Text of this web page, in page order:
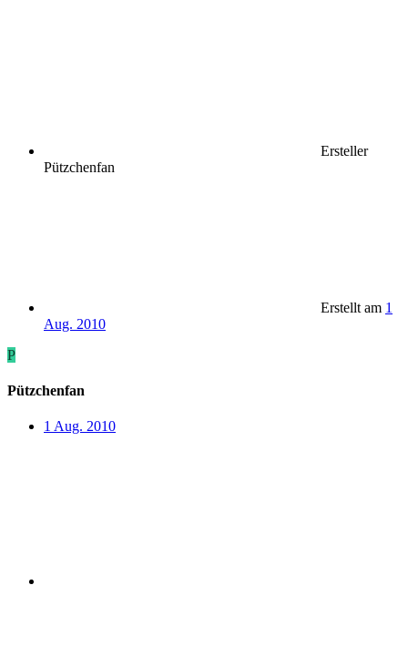
Ersteller
Pützchenfan
Erstellt am 1
Aug. 2010
P
Pützchenfan
1 Aug. 2010